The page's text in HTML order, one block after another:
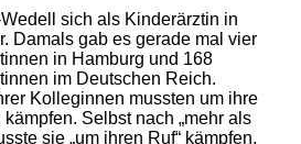
sich als Kinderärztin in
Damals gab es gerade mal vier
in Hamburg und 168
im Deutschen Reich.
Kolleginnen mussten um ihre
Selbst nach „mehr als
sie „um ihren Ruf“ kämpfen,